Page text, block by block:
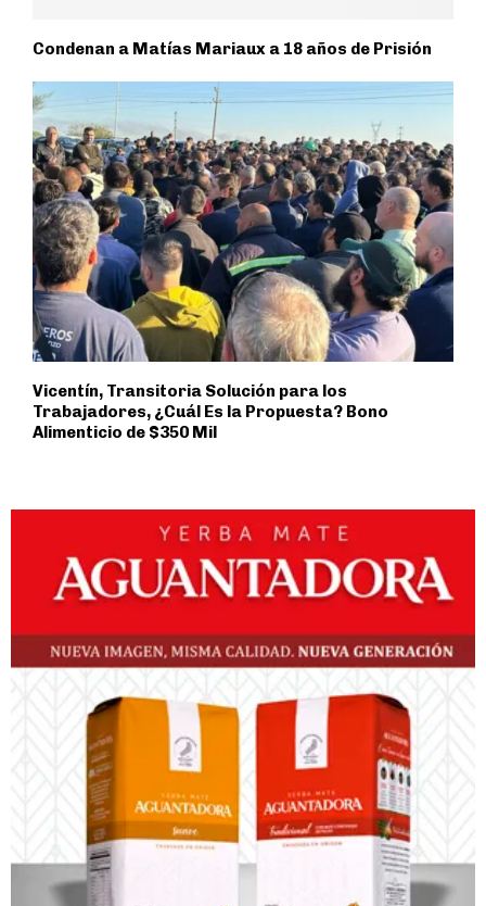
Condenan a Matías Mariaux a 18 años de Prisión
Vicentín, Transitoria Solución para los
Trabajadores, ¿Cuál Es la Propuesta? Bono
Alimenticio de $350 Mil